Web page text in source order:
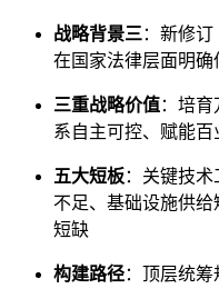
战略背景三：新修
在国家法律层面明
三重战略价值：培
系自主可控、赋能
五大短板：关键技
不足、基础设施供
短缺
构建路径：顶层统